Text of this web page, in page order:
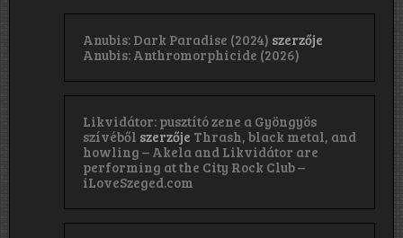
Anubis: Dark Paradise (2024) szerzője
Anubis: Anthromorphicide (2026)
Likvidátor: pusztító zene a Gyöngyös
szívéből szerzője Thrash, black metal, and
howling – Akela and Likvidátor are
performing at the City Rock Club –
iLoveSzeged.com